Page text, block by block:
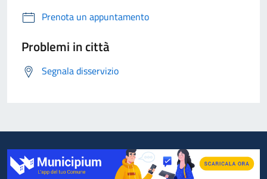
Prenota un appuntamento
Problemi in città
Segnala disservizio